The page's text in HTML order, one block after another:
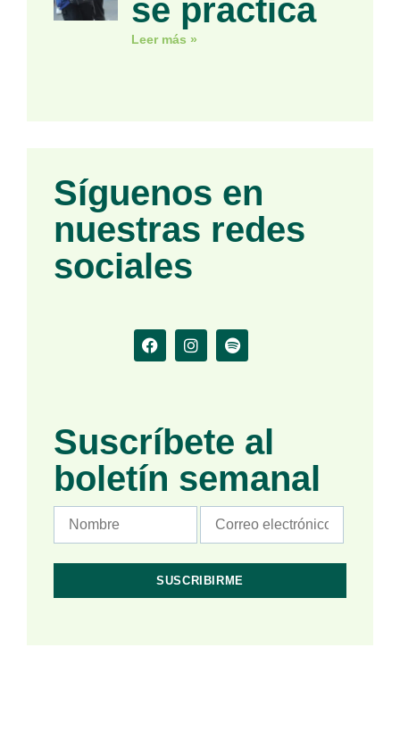
se practica
Leer más »
Síguenos en
nuestras redes
sociales
Suscríbete al
boletín semanal